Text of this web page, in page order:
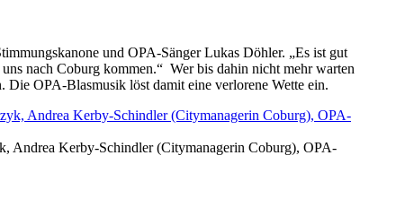
und OPA-Sänger Lukas Döhler. „Es ist gut
nach Coburg kommen.“ Wer bis dahin nicht mehr warten
Die OPA-Blasmusik löst damit eine verlorene Wette ein.
Andrea Kerby-Schindler (Citymanagerin Coburg), OPA-